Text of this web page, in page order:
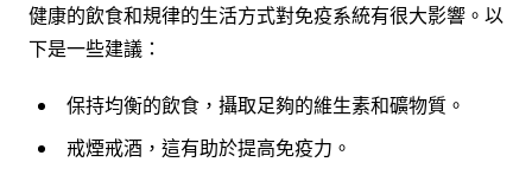
健康的飲食和規律的生活方式對免疫系統有很大影響。以
下是一些建議：
保持均衡的飲食，攝取足夠的維生素和礦物質。
戒煙戒酒，這有助於提高免疫力。